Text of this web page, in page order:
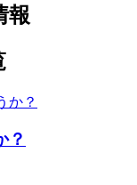
報
？